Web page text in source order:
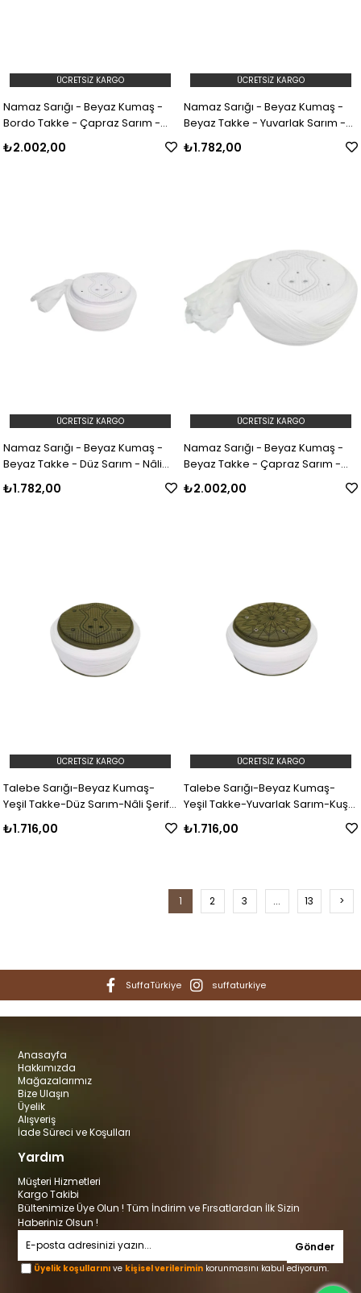
Namaz Sarığı - Beyaz Kumaş -
Bordo Takke - Çapraz Sarım -
Nâli Şerif - 7 metre (Züabeli)
₺2.002,00
ÜCRETSIZ KARGO
Namaz Sarığı - Beyaz Kumaş -
Beyaz Takke - Yuvarlak Sarım -
Nâli Şerif - 5 metre (Züabeli)
₺1.782,00
ÜCRETSIZ KARGO
Namaz Sarığı - Beyaz Kumaş -
Beyaz Takke - Düz Sarım - Nâli
₺1.782,00
ÜCRETSIZ KARGO
Namaz Sarığı - Beyaz Kumaş -
Beyaz Takke - Çapraz Sarım -
₺2.002,00
ÜCRETSIZ KARGO
Talebe Sarığı-Beyaz Kumaş-
Yeşil Takke-Düz Sarım-Nâli Şerif-
5 metre
₺1.716,00
ÜCRETSIZ KARGO
Talebe Sarığı-Beyaz Kumaş-
Yeşil Takke-Yuvarlak Sarım-Kuş
Gözlü-5 metre
₺1.716,00
ÜCRETSIZ KARGO
1 2 3 ... 13 >
SuffaTürkiye suffaturkiye
Anasayfa
Hakkımızda
Mağazalarımız
Bize Ulaşın
Üyelik
Alışveriş
İade Süreci ve Koşulları
Yardım
Müşteri Hizmetleri
Kargo Takibi
Bültenimize Üye Olun ! Tüm İndirim ve Fırsatlardan İlk Sizin
Haberiniz Olsun !
Gönder
Üyelik koşullarını ve kişisel verilerimin korunmasını kabul ediyorum.